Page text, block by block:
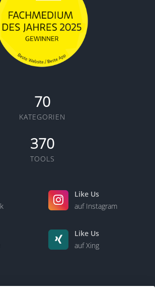
70
KATEGORIEN
370
TOOLS
Like Us
auf Instagram
Like Us
auf Xing